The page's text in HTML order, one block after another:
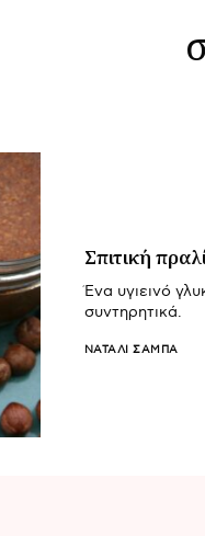
Σπιτική
Ένα υγιεινό
συντηρητικά.
ΝΑΤΑΛΊ ΣΑΜΠΆ